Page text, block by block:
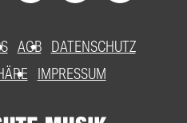
AGB DATENSCHUTZ
IMPRESSUM